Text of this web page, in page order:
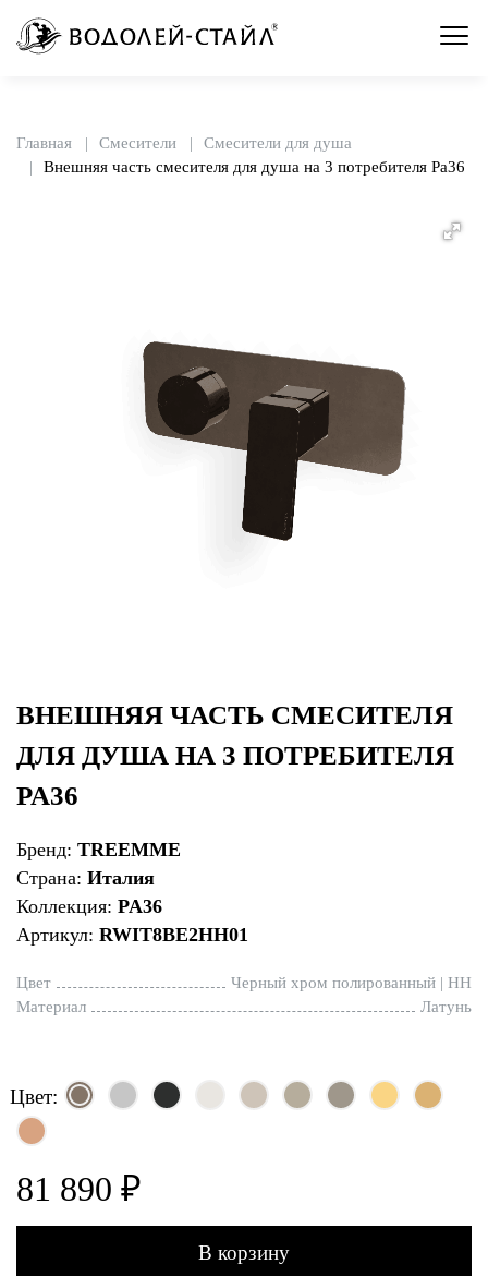
Главная Смесители
Смесители для душа
Внешняя часть смесителя для душа на 3 потребителя Pa36
ВНЕШНЯЯ ЧАСТЬ СМЕСИТЕЛЯ
ДЛЯ ДУША НА 3 ПОТРЕБИТЕЛЯ
PA36
Бренд: TREEMME
Страна: Италия
Коллекция: PA36
Артикул: RWIT8BE2HH01
Цвет
Черный хром полированный | HH
Материал
Латунь
Цвет:
81 890 ₽
В корзину